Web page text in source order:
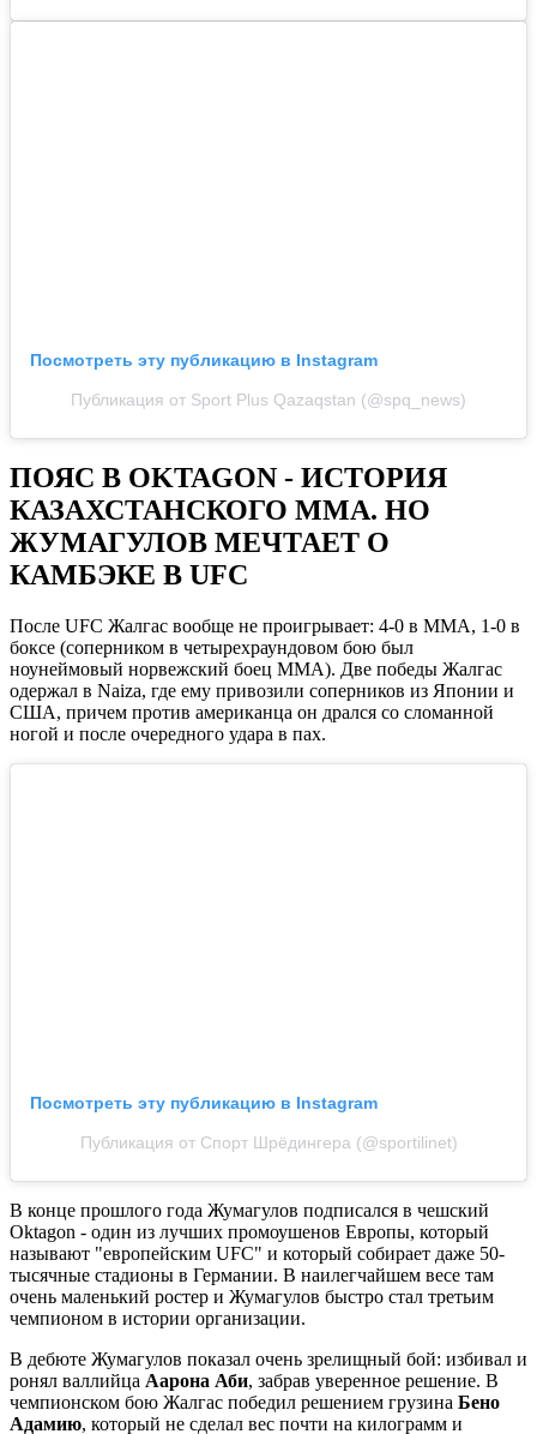
Посмотреть эту публикацию в Instagram
Публикация от Sport Plus Qazaqstan (@spq_news)
ПОЯС В OKTAGON - ИСТОРИЯ
КАЗАХСТАНСКОГО ММА. НО
ЖУМАГУЛОВ МЕЧТАЕТ О
КАМБЭКЕ В UFC
После UFC Жалгас вообще не проигрывает: 4-0 в ММА, 1-0 в
боксе (соперником в четырехраундовом бою был
ноунеймовый норвежский боец ММА). Две победы Жалгас
одержал в Naiza, где ему привозили соперников из Японии и
США, причем против американца он дрался со сломанной
ногой и после очередного удара в пах.
Посмотреть эту публикацию в Instagram
Публикация от Спорт Шрёдингера (@sportilinet)
В конце прошлого года Жумагулов подписался в чешский
Oktagon - один из лучших промоушенов Европы, который
называют "европейским UFC" и который собирает даже 50-
тысячные стадионы в Германии. В наилегчайшем весе там
очень маленький ростер и Жумагулов быстро стал третьим
чемпионом в истории организации.
В дебюте Жумагулов показал очень зрелищный бой: избивал и
ронял валлийца Аарона Аби, забрав уверенное решение. В
чемпионском бою Жалгас победил решением грузина Бено
Адамию, который не сделал вес почти на килограмм и